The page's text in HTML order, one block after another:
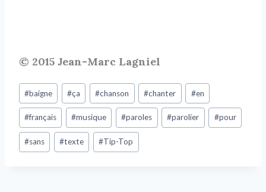
© 2015 Jean-Marc Lagniel
#baigne #ça #chanson #chanter #en
#français #musique #paroles #parolier #pour
#sans #texte #Tip-Top